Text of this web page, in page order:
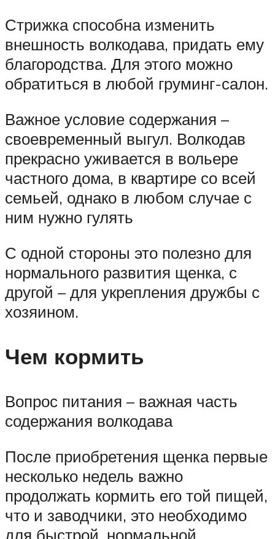
Стрижка способна изменить
внешность волкодава, придать ему
благородства. Для этого можно
обратиться в любой груминг-салон.
Важное условие содержания –
своевременный выгул. Волкодав
прекрасно уживается в вольере
частного дома, в квартире со всей
семьей, однако в любом случае с
ним нужно гулять
С одной стороны это полезно для
нормального развития щенка, с
другой – для укрепления дружбы с
хозяином.
Чем кормить
Вопрос питания – важная часть
содержания волкодава
После приобретения щенка первые
несколько недель важно
продолжать кормить его той пищей,
что и заводчики, это необходимо
для быстрой, нормальной